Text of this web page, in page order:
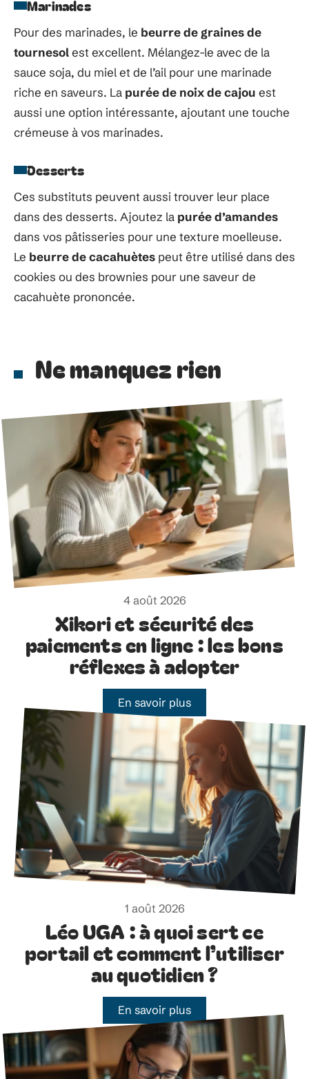
Marinades
Pour des marinades, le beurre de graines de
tournesolest excellent. Mélangez-le avec de la
sauce soja, du miel et de l’ail pour une marinade
riche en saveurs. La purée de noix de cajou est
aussi une option intéressante, ajoutant une touche
crémeuse à vos marinades.
Desserts
Ces substituts peuvent aussi trouver leur place
dans des desserts. Ajoutez la purée d’amandes
dans vos pâtisseries pour une texture moelleuse.
Le beurre de cacahuètes peut être utilisé dans des
cookies ou des brownies pour une saveur de
cacahuète prononcée.
Ne manquez rien
4 août 2026
Xikori et sécurité des
paiements en ligne : les bons
réflexes à adopter
En savoir plus
1 août 2026
Léo UGA : à quoi sert ce
portail et comment l’utiliser
au quotidien ?
En savoir plus